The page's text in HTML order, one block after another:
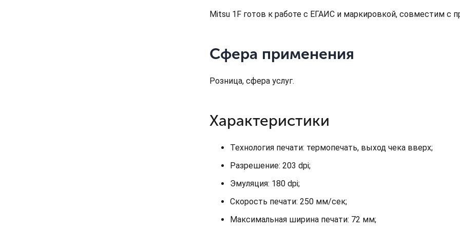
Mitsu 1F готов к работе с ЕГАИС и маркировкой, совместим с
Сфера применения
Розница, сфера услуг.
Характеристики
Технология печати: термопечать, выход чека вверх;
Разрешение: 203 dpi;
Эмуляция: 180 dpi;
Скорость печати: 250 мм/сек;
Максимальная ширина печати: 72 мм;